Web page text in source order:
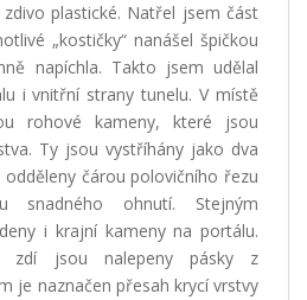
plastické. Natřel jsem část
„kostičky“ nanášel špičkou
napíchla. Takto jsem udělal
i vnitřní strany tunelu. V místě
rohové kameny, které jsou
Ty jsou vystříhány jako dva
čárou polovičního řezu
snadného ohnutí. Stejným
i krajní kameny na portálu.
zdí jsou nalepeny pásky z
je naznačen přesah krycí vrstvy